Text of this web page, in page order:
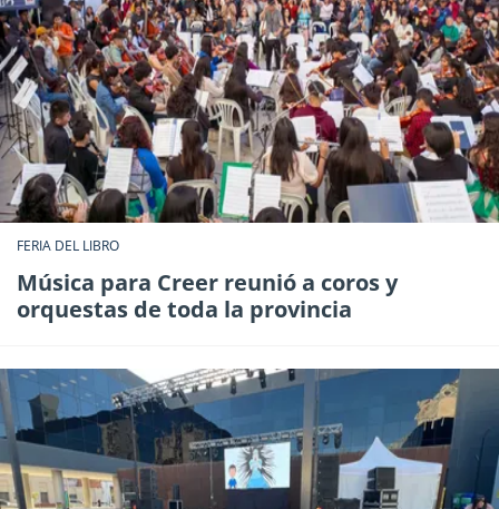
FERIA DEL LIBRO
Música para Creer reunió a coros y
orquestas de toda la provincia